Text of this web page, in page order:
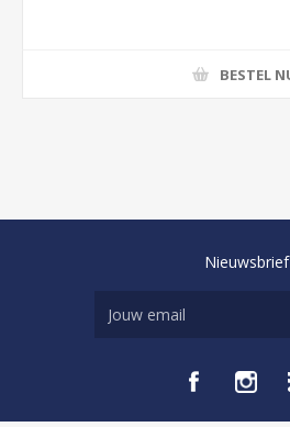
BESTEL
Nieuwsbrief